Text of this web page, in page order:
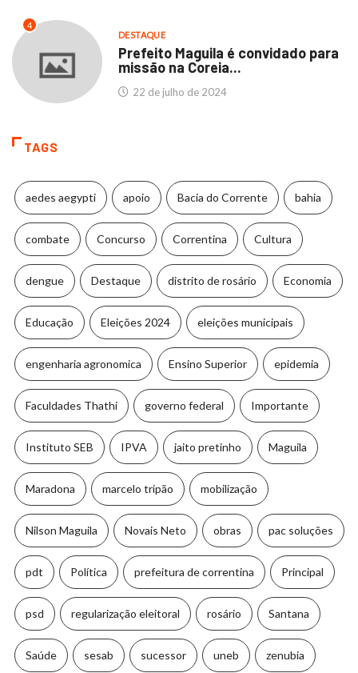
4
DESTAQUE
Prefeito Maguila é convidado para
missão na Coreia...
22 de julho de 2024
TAGS
aedes aegypti apoio Bacia do Corrente bahia
combate Concurso Correntina Cultura
dengue Destaque distrito de rosário Economia
Educação Eleições 2024 eleições municipais
engenharia agronomica Ensino Superior epidemia
Faculdades Thathi governo federal Importante
Instituto SEB IPVA jaito pretinho Maguila
Maradona marcelo tripão mobilização
Nilson Maguila Novais Neto obras pac soluções
pdt Política prefeitura de correntina Principal
psd regularização eleitoral rosário Santana
Saúde sesab sucessor uneb zenubia